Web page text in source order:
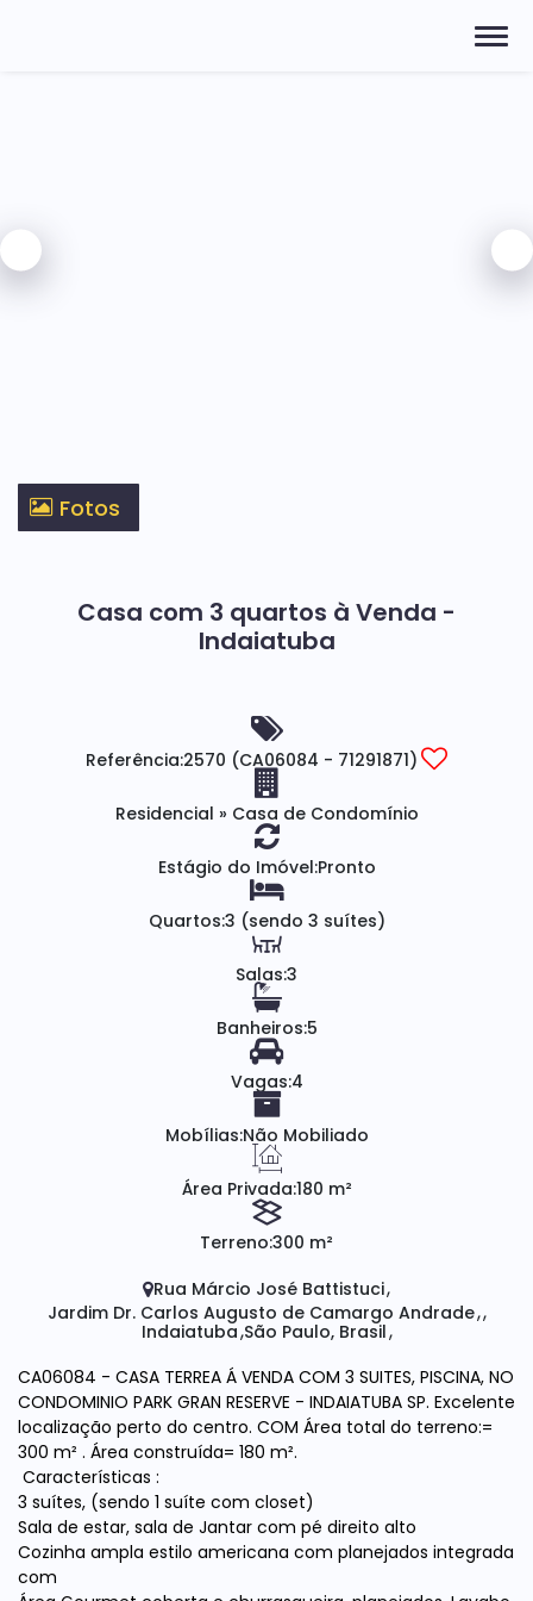
Fotos
Casa com 3 quartos à Venda -
Indaiatuba
Referência:2570 (CA06084 - 71291871)
Residencial » Casa de Condomínio
Estágio do Imóvel:Pronto
Quartos:3 (sendo 3 suítes)
Salas:3
Banheiros:5
Vagas:4
Mobílias:Não Mobiliado
Área Privada:180 m²
Terreno:300 m²
Rua Márcio José Battistuci
Jardim Dr. Carlos Augusto de Camargo Andrade
Indaiatuba São Paulo, Brasil
CA06084 - CASA TERREA Á VENDA COM 3 SUITES, PISCINA, NO
CONDOMINIO PARK GRAN RESERVE - INDAIATUBA SP. Excelente
localização perto do centro. COM Área total do terreno:=
300 m² . Área construída= 180 m².
Características :
3 suítes, (sendo 1 suíte com closet)
Sala de estar, sala de Jantar com pé direito alto
Cozinha ampla estilo americana com planejados integrada
com